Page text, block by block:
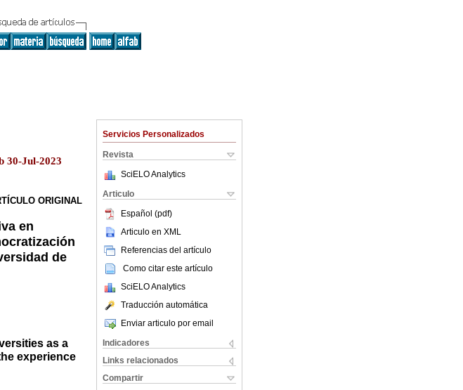
Servicios Personalizados
Revista
SciELO Analytics
Articulo
Español (pdf)
Articulo en XML
Referencias del artículo
Como citar este artículo
SciELO Analytics
Traducción automática
Enviar articulo por email
Indicadores
Links relacionados
Compartir
30-Jul-2023
ORIGINAL
en
de
as a
experience